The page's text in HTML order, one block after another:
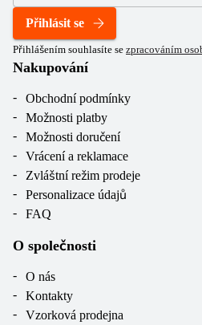
Přihlásit se
Přihlášením souhlasíte se zpracováním
Nakupování
Obchodní podmínky
Možnosti platby
Možnosti doručení
Vrácení a reklamace
Zvláštní režim prodeje
Personalizace údajů
FAQ
O společnosti
O nás
Kontakty
Vzorková prodejna